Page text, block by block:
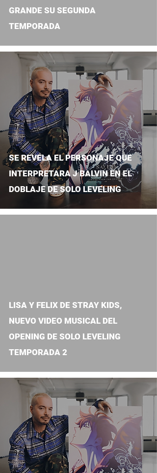
GRANDE SU SEGUNDA
TEMPORADA
SE REVELA EL PERSONAJE QUE
INTERPRETARA J BALVIN EN EL
DOBLAJE DE SOLO LEVELING
LISA Y FELIX DE STRAY KIDS,
NUEVO VIDEO MUSICAL DEL
OPENING DE SOLO LEVELING
TEMPORADA 2